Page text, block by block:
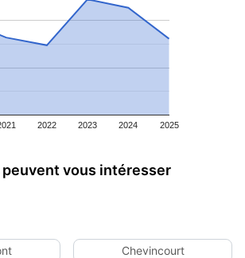
2022 2023 2024 2025
peuvent vous intéresser
Chevincourt